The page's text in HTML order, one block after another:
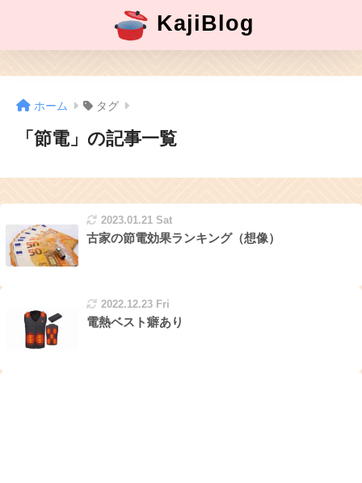
KajiBlog
ホーム タグ
「節電」の記事一覧
2023.01.21 Sat
古家の節電効果ランキング（想像）
2022.12.23 Fri
電熱ベスト癖あり